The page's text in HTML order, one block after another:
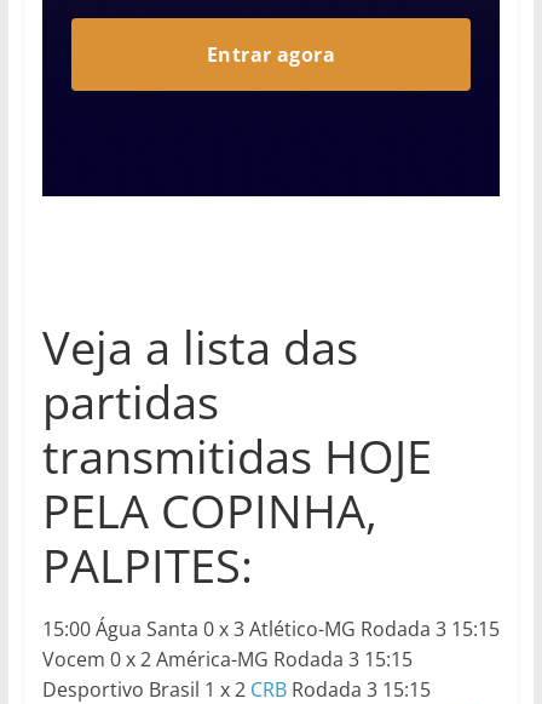
Veja a lista das
partidas
transmitidas HOJE
PELA COPINHA,
PALPITES:
15:00 Água Santa 0 x 3 Atlético-MG Rodada 3 15:15
Vocem 0 x 2 América-MG Rodada 3 15:15
Desportivo Brasil 1 x 2 CRBRodada 3 15:15